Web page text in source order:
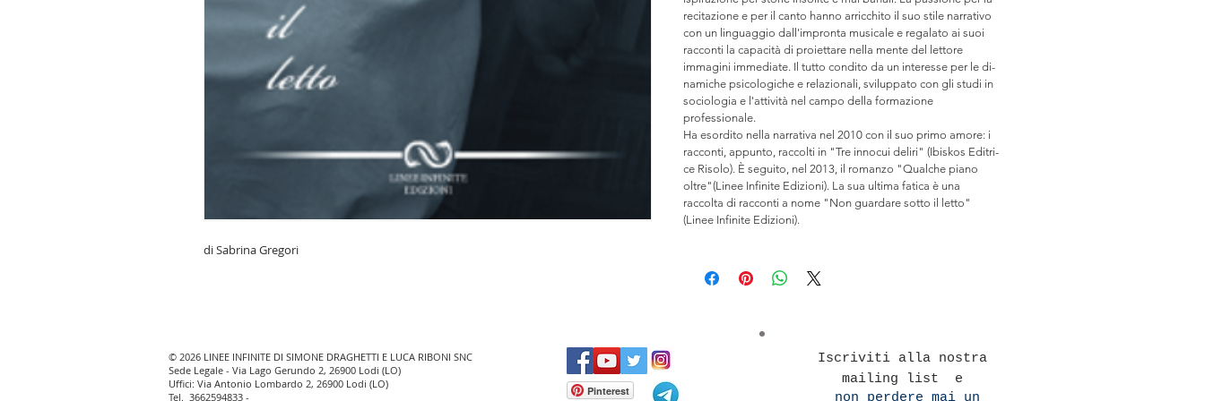
di Sabrina Gregori
recitazione e per il canto hanno arricchito il suo stile narrativo
con un linguaggio dall'impronta musicale e regalato ai suoi
racconti la capacità di pro­iettare nella mente del lettore
immagini immediate. Il tutto condito da un interesse per le di­
namiche psicologiche e relazionali, sviluppato con gli studi in
sociolo­gia e l'attività nel campo della formazione
professionale.
Ha esordito nella narrativa nel 2010 con il suo primo amore: i
racconti, appunto, raccolti in "Tre innocui deliri" (Ibiskos Editri­
ce Risolo). È seguito, nel 2013, il romanzo "Qualche piano
oltre"(Linee Infinite Edizioni). La sua ultima fatica è una
raccolta di racconti a nome "Non guardare sotto il letto"
(Linee Infinite Edizioni).
© 2026 LINEE INFINITE DI SIMONE DRAGHETTI E LUCA RIBONI SNC
Sede Legale - Via Lago Gerundo 2, 26900 Lodi (LO)
Uffici: Via Antonio Lombardo 2, 26900 Lodi (LO)
Tel. 3662594833 - Pinterest
Iscriviti alla nostra
mailing list e
non perdere mai un